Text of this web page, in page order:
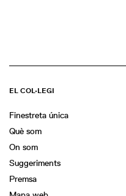
EL COL·LEGI
Finestreta única
Què som
On som
Suggeriments
Premsa